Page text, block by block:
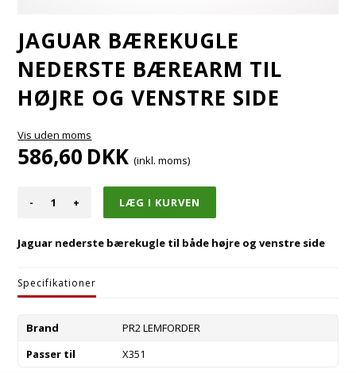
JAGUAR BÆREKUGLE
NEDERSTE BÆREARM TIL
HØJRE OG VENSTRE SIDE
Vis uden moms
586,60 DKK (inkl. moms)
- +
Jaguar nederste bærekugle til både højre og venstre side
Specifikationer
Brand
PR2 LEMFORDER
Passer til
X351